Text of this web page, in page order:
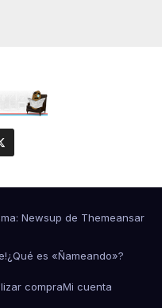
Newsup de Themeansar
¿Qué es «Ñameando»?
compraMi cuenta